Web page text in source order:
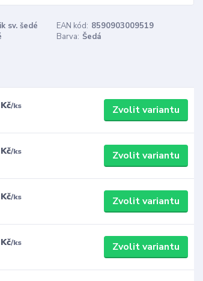
sv. šedé EAN kód: 8590903009519
Barva: Šedá
/ks Zvolit variantu
/ks Zvolit variantu
/ks Zvolit variantu
/ks Zvolit variantu